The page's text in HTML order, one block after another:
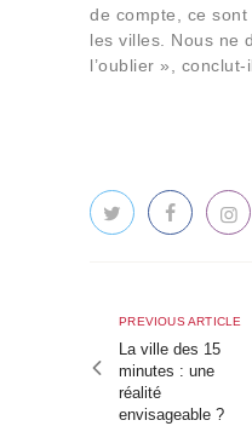
de compte, ce
les villes. Nous ne
l’oublier », conclut-il.
de
l’article
Previous
article
PREVIOUS ARTICLE
La ville des 15
minutes : une
réalité
envisageable ?